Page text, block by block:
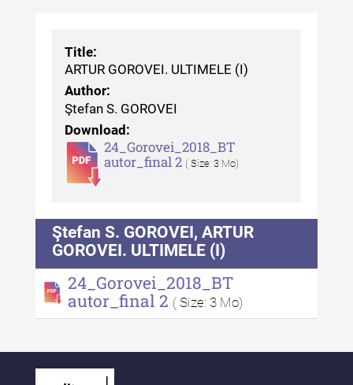
2023
Indexul Complet
Buletinul ”Ioan Neculce” al Muzeului
de Istorie a Moldovei
Buletinul ”Ioan Neculce” al
XXIV / 2018
Buletinul ”Ioan Neculce” al
Muzeului de Istorie a Moldovei -
XXIII / 2017
Buletinul ”Ioan Neculce” al
XXII / 2016
Title:
ARTUR GOROVEI. ULTIMELE (I)
Author:
Ştefan S. GOROVEI
Download:
24_Gorovei_2018_BT
autor_final 2 ( Size: 3 Mo)
Ştefan S. GOROVEI, ARTUR
GOROVEI. ULTIMELE (I)
24_Gorovei_2018_BT
autor_final 2 ( Size: 3 Mo)